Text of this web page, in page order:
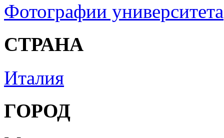
Фотографии университета
СТРАНА
Италия
ГОРОД